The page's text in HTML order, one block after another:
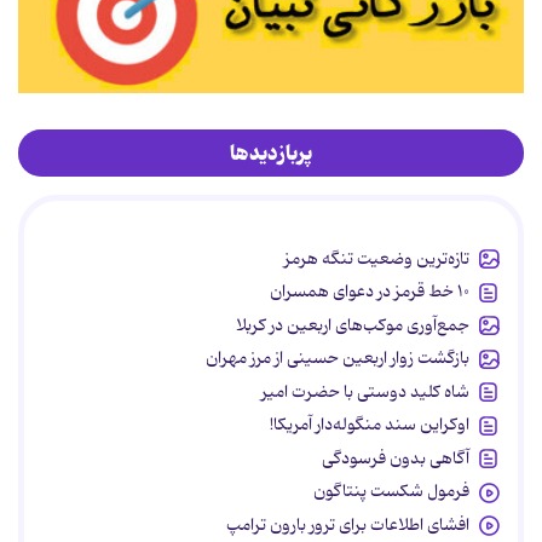
پربازدیدها
تازه‌ترین وضعیت تنگه هرمز
۱۰ خط قرمز در دعوای همسران
جمع‌آوری موکب‌های اربعین در کربلا
بازگشت زوار اربعین حسینی از مرز مهران
شاه کلید دوستی با حضرت امیر
اوکراین سند منگوله‌دار آمریکا!
آگاهی بدون فرسودگی
فرمول شکست پنتاگون
افشای اطلاعات برای ترور بارون ترامپ